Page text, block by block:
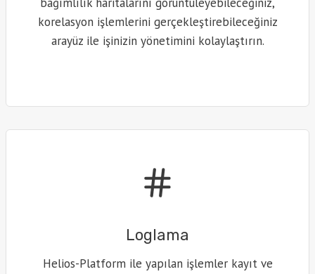
bağımlılık haritalarını görüntüleyebileceğiniz,
korelasyon işlemlerini gerçekleştirebileceğiniz
arayüz ile işinizin yönetimini kolaylaştırın.
Loglama
Helios-Platform ile yapılan işlemler kayıt ve